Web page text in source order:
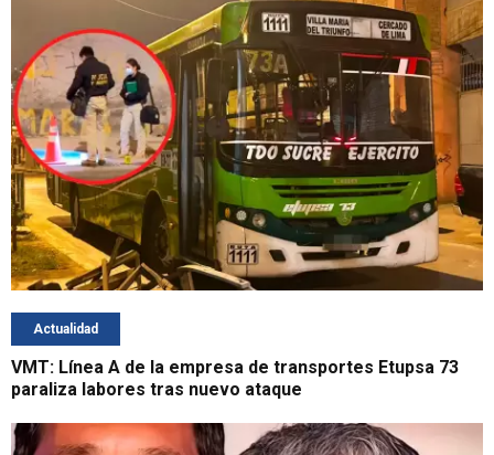
Actualidad
VMT: Línea A de la empresa de transportes Etupsa 73
paraliza labores tras nuevo ataque